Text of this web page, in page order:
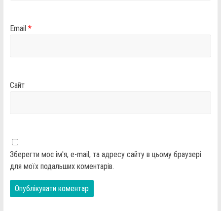
Email *
Сайт
Зберегти моє ім'я, e-mail, та адресу сайту в цьому браузері
для моїх подальших коментарів.